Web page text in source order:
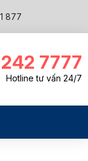
877
7777
Hotline tư vấn 24/7